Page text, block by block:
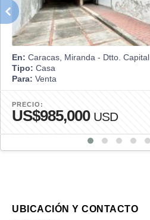
En: Caracas, Miranda - Dtto. Capital
Tipo: Casa
Para: Venta
PRECIO:
US$985,000 USD
UBICACIÓN Y CONTACTO